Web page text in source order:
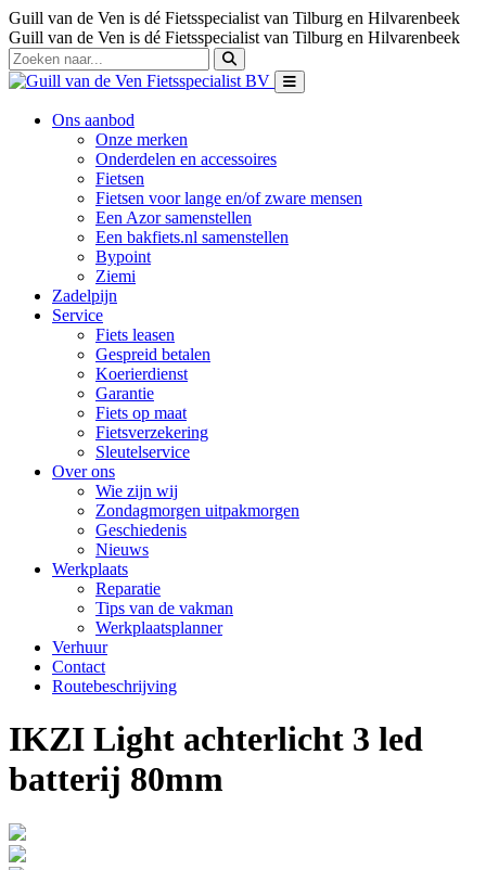
Guill van de Ven is dé Fietsspecialist van Tilburg en Hilvarenbeek
Guill van de Ven is dé Fietsspecialist van Tilburg en Hilvarenbeek
Ons aanbod
Onze merken
Onderdelen en accessoires
Fietsen
Fietsen voor lange en/of zware mensen
Een Azor samenstellen
Een bakfiets.nl samenstellen
Bypoint
Ziemi
Zadelpijn
Service
Fiets leasen
Gespreid betalen
Koerierdienst
Garantie
Fiets op maat
Fietsverzekering
Sleutelservice
Over ons
Wie zijn wij
Zondagmorgen uitpakmorgen
Geschiedenis
Nieuws
Werkplaats
Reparatie
Tips van de vakman
Werkplaatsplanner
Verhuur
Contact
Routebeschrijving
IKZI Light achterlicht 3 led
batterij 80mm